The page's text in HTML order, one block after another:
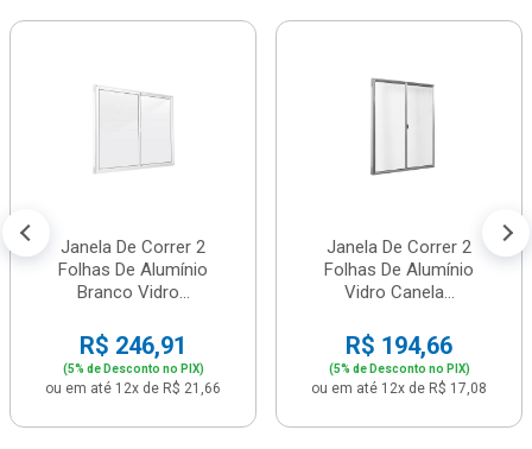
Janela De Correr 2
Folhas De Alumínio
Branco Vidro...
R$ 246,91
(5% de Desconto no PIX)
ou em até 12x de R$ 21,66
Janela De Correr 2
Folhas De Alumínio
Vidro Canela...
R$ 194,66
(5% de Desconto no PIX)
ou em até 12x de R$ 17,08